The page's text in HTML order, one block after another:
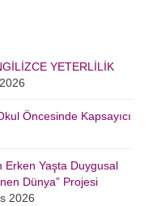
YETERLİLİK
Öncesinde Kapsayıcı
Erken Yaşta Duygusal
Dünya” Projesi
2026